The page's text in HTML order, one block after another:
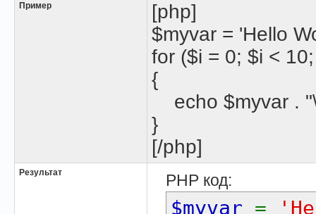
Пример
[php]
$myvar = 'Hello
for ($i = 0; $i <
{
echo $myvar .
}
[/php]
Результат PHP код:
$myvar =